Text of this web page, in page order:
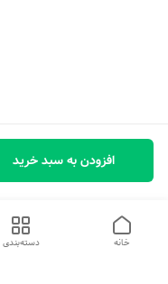
افزودن به سبد خرید
دسته‌بندی خانه